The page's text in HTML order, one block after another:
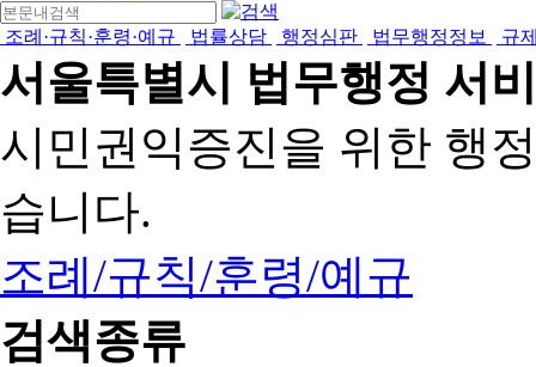
조례·규칙·훈령·예규 법률상담 행정심판 법무행정정보 규
서울특별시 법무행정 서
시민권익증진을 위한 행
습니다.
조례/규칙/훈령/예규
검색종류